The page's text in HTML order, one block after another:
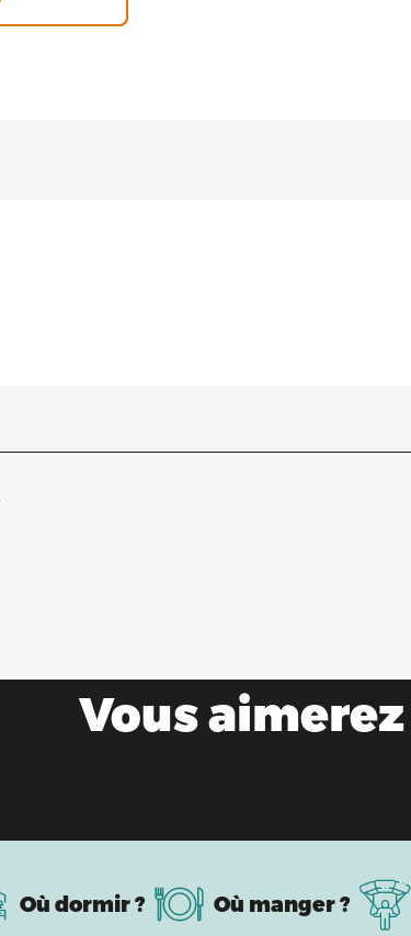
Vous aimerez
Où dormir ? Où manger ?